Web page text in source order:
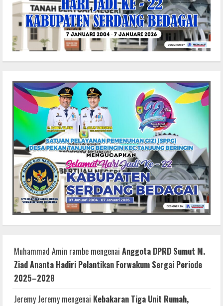
Muhammad Amin rambe mengenai Anggota DPRD Sumut M.
Ziad Ananta Hadiri Pelantikan Forwakum Sergai Periode
2025–2028
Jeremy Jeremy mengenai Kebakaran Tiga Unit Rumah,